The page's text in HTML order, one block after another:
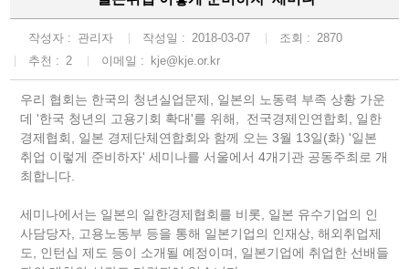
작성자 : 관리자 작성일 : 2018-03-07 조회 : 2870
추천 : 2 이메일 : kje@kje.or.kr
우리 협회는 한국의 청년실업문제, 일본의 노동력 부족 상황 가운
데 '한국 청년의 고용기회 확대'를 위해, 전국경제인연합회, 일한
경제협회, 일본 경제단체연합회와 함께 오는 3월 13일(화) '일본
취업 이렇게 준비하자' 세미나를 서울에서 4개기관 공동주최로 개
최합니다.
세미나에서는 일본의 일한경제협회를 비롯, 일본 유수기업의 인
사담당자, 고용노동부 등을 통해 일본기업의 인재상, 해외취업제
도, 인턴십 제도 등이 소개될 예정이며, 일본기업에 취업한 선배들